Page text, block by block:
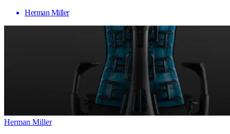
Herman Miller
Herman Miller